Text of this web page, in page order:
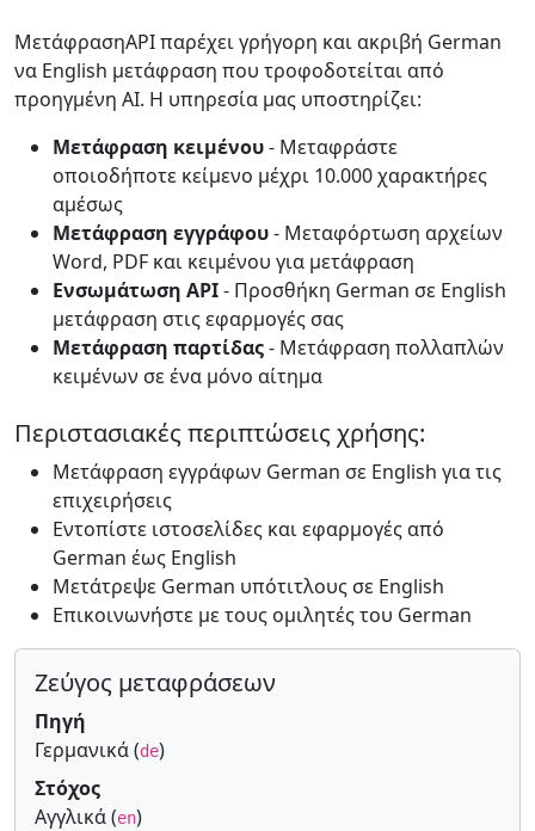
ΜετάφρασηAPI παρέχει γρήγορη και ακριβή German
να English μετάφραση που τροφοδοτείται από
προηγμένη AI. Η υπηρεσία μας υποστηρίζει:
Μετάφραση κειμένου- Μεταφράστε
οποιοδήποτε κείμενο μέχρι 10.000 χαρακτήρες
αμέσως
Μετάφραση εγγράφου- Μεταφόρτωση αρχείων
Word, PDF και κειμένου για μετάφραση
Ενσωμάτωση API- Προσθήκη German σε English
μετάφραση στις εφαρμογές σας
Μετάφραση παρτίδας- Μετάφραση πολλαπλών
κειμένων σε ένα μόνο αίτημα
Περιστασιακές περιπτώσεις χρήσης:
Μετάφραση εγγράφων German σε English για τις
επιχειρήσεις
Εντοπίστε ιστοσελίδες και εφαρμογές από
German έως English
Μετάτρεψε German υπότιτλους σε English
Επικοινωνήστε με τους ομιλητές του German
Ζεύγος μεταφράσεων
Πηγή
Γερμανικά (de)
Στόχος
Αγγλικά (en)